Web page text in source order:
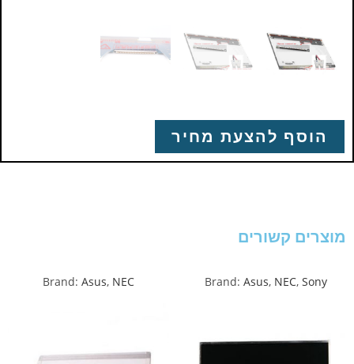
הוסף להצעת מחיר
מוצרים קשורים
Brand: Asus, NEC, Sony
Brand: Asus, NEC